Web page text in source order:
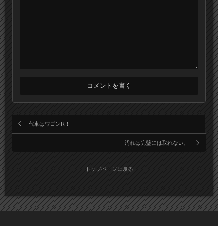
代車はワゴンR！
汚れは完璧には取れない。
トップページに戻る